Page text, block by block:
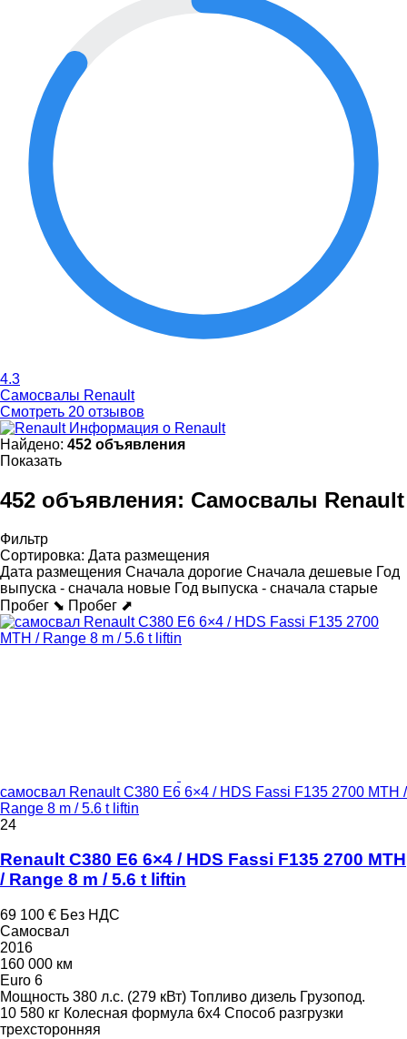
4.3
Самосвалы Renault
Смотреть 20 отзывов
Информация о Renault
Найдено: 452 объявления
Показать
452 объявления: Самосвалы Renault
Фильтр
Сортировка: Дата размещения
Дата размещения Сначала дорогие Сначала дешевые Год
выпуска - сначала новые Год выпуска - сначала старые
Пробег ⬊ Пробег ⬈
самосвал Renault C380 E6 6×4 / HDS Fassi F135 2700 MTH /
Range 8 m / 5.6 t liftin
24
Renault C380 E6 6×4 / HDS Fassi F135 2700 MTH
/ Range 8 m / 5.6 t liftin
69 100 € Без НДС
Самосвал
2016
160 000 км
Euro 6
Мощность 380 л.с. (279 кВт) Топливо дизель Грузопод.
10 580 кг Колесная формула 6x4 Способ разгрузки
трехсторонняя